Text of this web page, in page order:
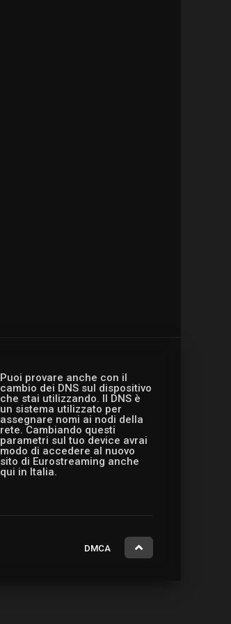
Puoi provare anche con il
cambio dei DNS sul dispositivo
che stai utilizzando. Il DNS è
un sistema utilizzato per
assegnare nomi ai nodi della
rete. Cambiando questi
parametri sul tuo device avrai
modo di accedere al nuovo
sito di Eurostreaming anche
qui in Italia.
DMCA